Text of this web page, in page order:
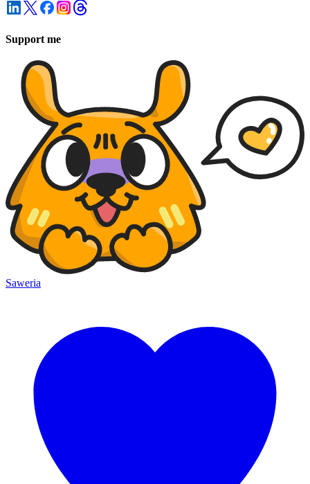
Support me
Saweria